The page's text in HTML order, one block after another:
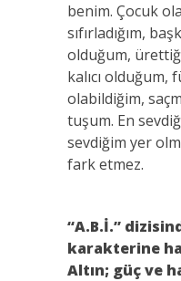
benim. Çocuk
sıfırladığım,
olduğum,
kalıcı olduğum,
olabildiğim,
tuşum. En
sevdiğim yer
fark etmez.
“A.B.İ.”
karakterine
Altın; güç ve